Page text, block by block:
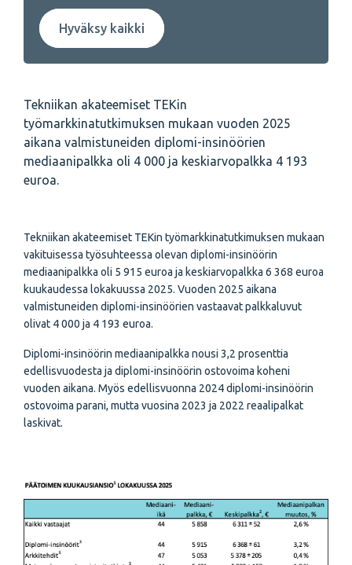
Hyväksy kaikki
Tekniikan akateemiset TEKin
työmarkkinatutkimuksen mukaan vuoden 2025
aikana valmistuneiden diplomi-insinöörien
mediaanipalkka oli 4 000 ja keskiarvopalkka 4 193
euroa.
Tekniikan akateemiset TEKin työmarkkinatutkimuksen mukaan
vakituisessa työsuhteessa olevan diplomi-insinöörin
mediaanipalkka oli 5 915 euroa ja keskiarvopalkka 6 368 euroa
kuukaudessa lokakuussa 2025. Vuoden 2025 aikana
valmistuneiden diplomi-insinöörien vastaavat palkkaluvut
olivat 4 000 ja 4 193 euroa.
Diplomi-insinöörin mediaanipalkka nousi 3,2 prosenttia
edellisvuodesta ja diplomi-insinöörin ostovoima koheni
vuoden aikana. Myös edellisvuonna 2024 diplomi-insinöörin
ostovoima parani, mutta vuosina 2023 ja 2022 reaalipalkat
laskivat.